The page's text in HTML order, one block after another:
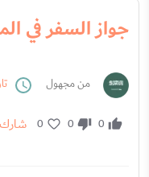
جواز السفر في
من مجهول
0
0
0 شارك